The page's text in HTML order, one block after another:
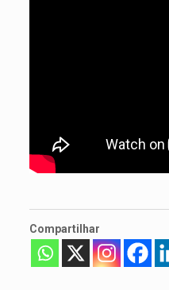
Compartilhar